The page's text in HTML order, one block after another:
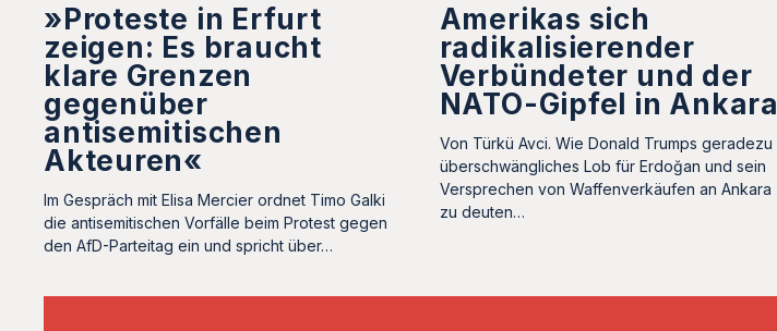
»Proteste in Erfurt
zeigen: Es braucht
klare Grenzen
gegenüber
antisemitischen
Akteuren«
Im Gespräch mit Elisa Mercier ordnet Timo Galki
die antisemitischen Vorfälle beim Protest gegen
den AfD-Parteitag ein und spricht über…
Amerikas sich
radikalisierender
Verbündeter und der
NATO-Gipfel in Ankara
Von Türkü Avci. Wie Donald Trumps geradezu
überschwängliches Lob für Erdoğan und sein
Versprechen von Waffenverkäufen an Ankara
zu deuten…